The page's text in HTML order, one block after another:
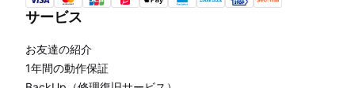
サービス
お友達の紹介
1年間の動作保証